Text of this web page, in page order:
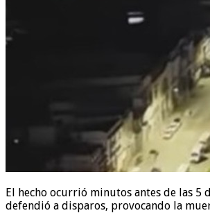
El hecho ocurrió minutos antes de las 5
defendió a disparos, provocando la